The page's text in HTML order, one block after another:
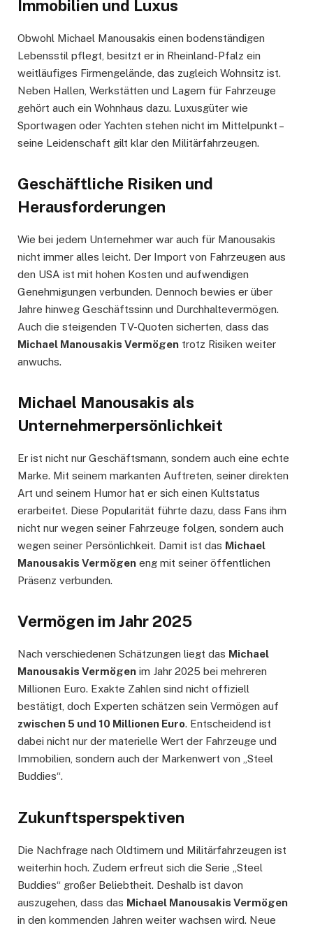
Immobilien und Luxus
Obwohl Michael Manousakis einen bodenständigen
Lebensstil pflegt, besitzt er in Rheinland-Pfalz ein
weitläufiges Firmengelände, das zugleich Wohnsitz ist.
Neben Hallen, Werkstätten und Lagern für Fahrzeuge
gehört auch ein Wohnhaus dazu. Luxusgüter wie
Sportwagen oder Yachten stehen nicht im Mittelpunkt –
seine Leidenschaft gilt klar den Militärfahrzeugen.
Geschäftliche Risiken und
Herausforderungen
Wie bei jedem Unternehmer war auch für Manousakis
nicht immer alles leicht. Der Import von Fahrzeugen aus
den USA ist mit hohen Kosten und aufwendigen
Genehmigungen verbunden. Dennoch bewies er über
Jahre hinweg Geschäftssinn und Durchhaltevermögen.
Auch die steigenden TV-Quoten sicherten, dass das
Michael Manousakis Vermögen trotz Risiken weiter
anwuchs.
Michael Manousakis als
Unternehmerpersönlichkeit
Er ist nicht nur Geschäftsmann, sondern auch eine echte
Marke. Mit seinem markanten Auftreten, seiner direkten
Art und seinem Humor hat er sich einen Kultstatus
erarbeitet. Diese Popularität führte dazu, dass Fans ihm
nicht nur wegen seiner Fahrzeuge folgen, sondern auch
wegen seiner Persönlichkeit. Damit ist das Michael
Manousakis Vermögen eng mit seiner öffentlichen
Präsenz verbunden.
Vermögen im Jahr 2025
Nach verschiedenen Schätzungen liegt das Michael
Manousakis Vermögen im Jahr 2025 bei mehreren
Millionen Euro. Exakte Zahlen sind nicht offiziell
bestätigt, doch Experten schätzen sein Vermögen auf
zwischen 5 und 10 Millionen Euro. Entscheidend ist
dabei nicht nur der materielle Wert der Fahrzeuge und
Immobilien, sondern auch der Markenwert von „Steel
Buddies“.
Zukunftsperspektiven
Die Nachfrage nach Oldtimern und Militärfahrzeugen ist
weiterhin hoch. Zudem erfreut sich die Serie „Steel
Buddies“ großer Beliebtheit. Deshalb ist davon
auszugehen, dass das Michael Manousakis Vermögen
in den kommenden Jahren weiter wachsen wird. Neue